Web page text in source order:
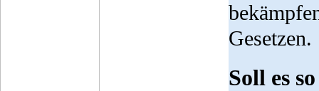
Gesetzen.
Soll es